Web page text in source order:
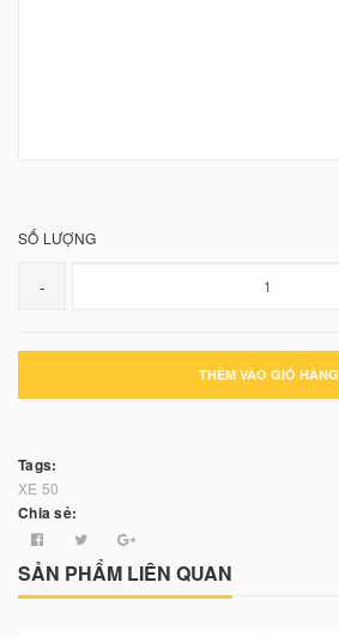
SỐ LƯỢNG
-
THÊM VÀO GIỎ HÀNG
Tags:
XE 50
Chia sẻ:
SẢN PHẨM LIÊN QUAN